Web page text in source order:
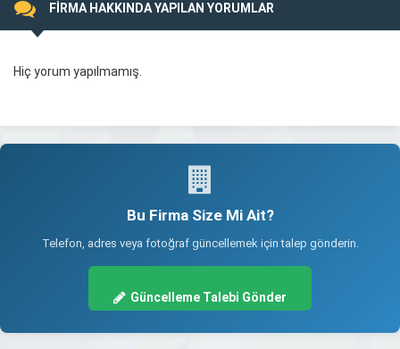
FİRMA HAKKINDA YAPILAN YORUMLAR
Hiç yorum yapılmamış.
Bu Firma Size Mi Ait?
Telefon, adres veya fotoğraf güncellemek için talep gönderin.
Güncelleme Talebi Gönder